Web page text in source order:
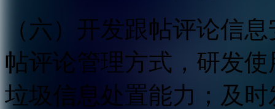
（六）开发跟帖评论信
帖评论管理方式，研发
垃圾信息处置能力；及